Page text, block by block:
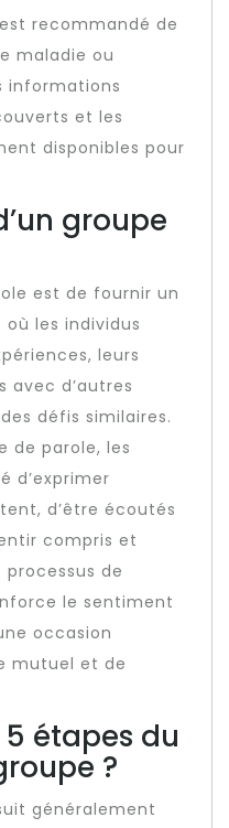
recommandé de
maladie ou
informations
et les
disponibles pour
groupe
est de fournir un
les individus
leurs
avec d’autres
défis similaires.
de parole, les
d’exprimer
d’être écoutés
compris et
de
le sentiment
occasion
mutuel et de
5 étapes du
?
généralement